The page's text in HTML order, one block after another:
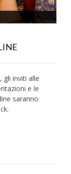
gli inviti alle
e le
saranno